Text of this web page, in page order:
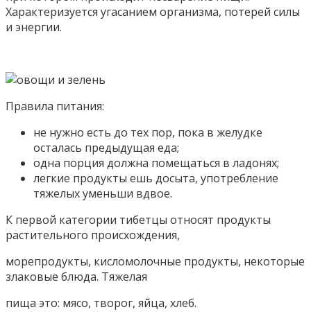
Характеризуется угасанием организма, потерей силы
и энергии.
Правила питания:
не нужно есть до тех пор, пока в желудке
осталась предыдущая еда;
одна порция должна помещаться в ладонях;
легкие продукты ешь досыта, употребление
тяжелых уменьши вдвое.
К первой категории тибетцы относят продукты
растительного происхождения,
морепродукты, кисломолочные продукты, некоторые
злаковые блюда. Тяжелая
пища это: мясо, творог, яйца, хлеб.